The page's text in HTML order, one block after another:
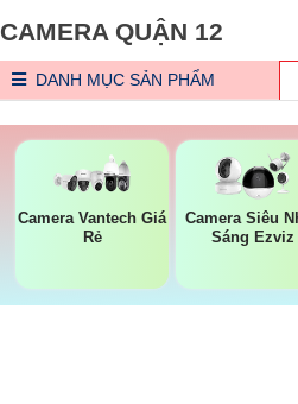
CAMERA QUẬN 12
DANH MỤC SẢN PHẨM
Camera Vantech Giá
Rẻ
Camera Siêu
Sáng Ezviz